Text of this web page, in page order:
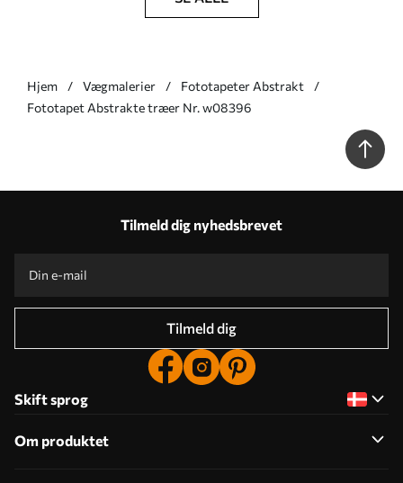
Hjem Vægmalerier
Fototapeter Abstrakt
Fototapet Abstrakte træer Nr. w08396
Tilmeld dig nyhedsbrevet
Tilmeld dig
Skift sprog
Om produktet